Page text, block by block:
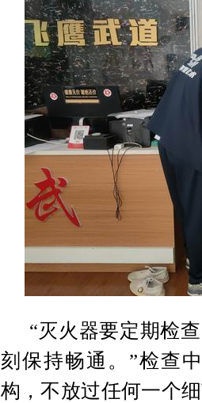
“灭火器要定期检
刻保持畅通。”检查
构，不放过任何一个